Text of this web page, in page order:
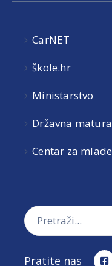
CarNET
škole.hr
Ministarstvo
Državna matura
Centar za mlade
Pratite nas